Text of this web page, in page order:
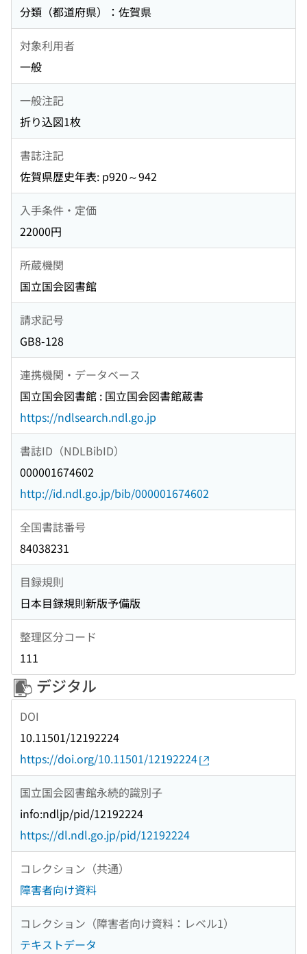
分類（都道府県）：佐賀県
対象利用者
一般
一般注記
折り込図1枚
書誌注記
佐賀県歴史年表: p920～942
入手条件・定価
22000円
所蔵機関
国立国会図書館
請求記号
GB8-128
連携機関・データベース
国立国会図書館 : 国立国会図書館蔵書
https://ndlsearch.ndl.go.jp
書誌ID（NDLBibID）
000001674602
http://id.ndl.go.jp/bib/000001674602
全国書誌番号
84038231
目録規則
日本目録規則新版予備版
整理区分コード
111
デジタル
DOI
10.11501/12192224
https://doi.org/10.11501/12192224
国立国会図書館永続的識別子
info:ndljp/pid/12192224
https://dl.ndl.go.jp/pid/12192224
コレクション（共通）
障害者向け資料
コレクション（障害者向け資料：レベル1）
テキストデータ